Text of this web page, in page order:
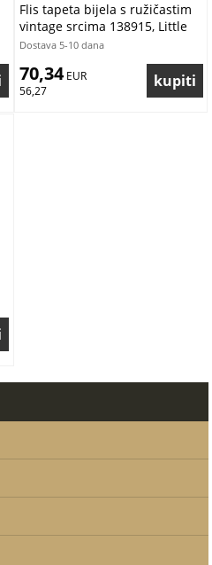
Flis tapeta bijela s ružičastim
vintage srcima 138915, Little
Bandits, Esta
Dostava 5-10 dana
70,34 EUR
56,27